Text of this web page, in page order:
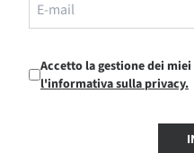
Accetto la gestione dei
l'informativa sulla privacy.